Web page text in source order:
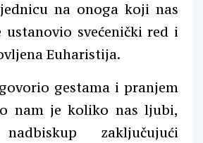
na onoga koji nas
svećenički red i
Euharistija.
gestama i pranjem
nam je koliko nas ljubi,
zaključujući